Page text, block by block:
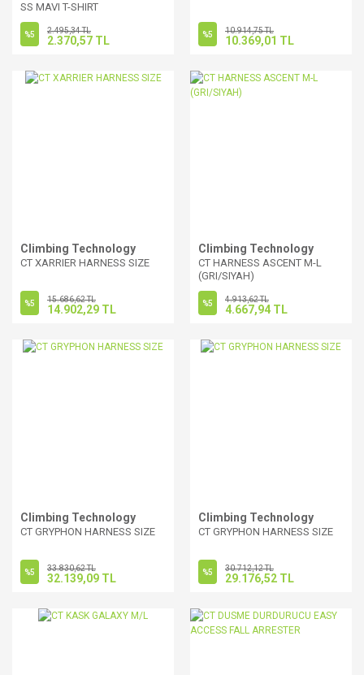
SS MAVI T-SHIRT
%5 2.495,34 TL
2.370,57 TL %5 10.914,75 TL
10.369,01 TL
Climbing Technology
CT XARRIER HARNESS SIZE
%5 15.686,62 TL
14.902,29 TL
Climbing Technology
CT HARNESS ASCENT M-L
(GRI/SIYAH)
%5 4.913,62 TL
4.667,94 TL
Climbing Technology
CT GRYPHON HARNESS SIZE
%5 33.830,62 TL
32.139,09 TL
Climbing Technology
CT GRYPHON HARNESS SIZE
%5 30.712,12 TL
29.176,52 TL